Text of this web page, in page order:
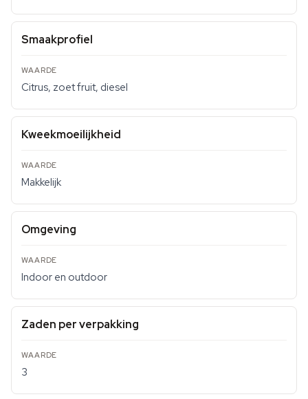
Smaakprofiel
Citrus, zoet fruit, diesel
Kweekmoeilijkheid
Makkelijk
Omgeving
Indoor en outdoor
Zaden per verpakking
3